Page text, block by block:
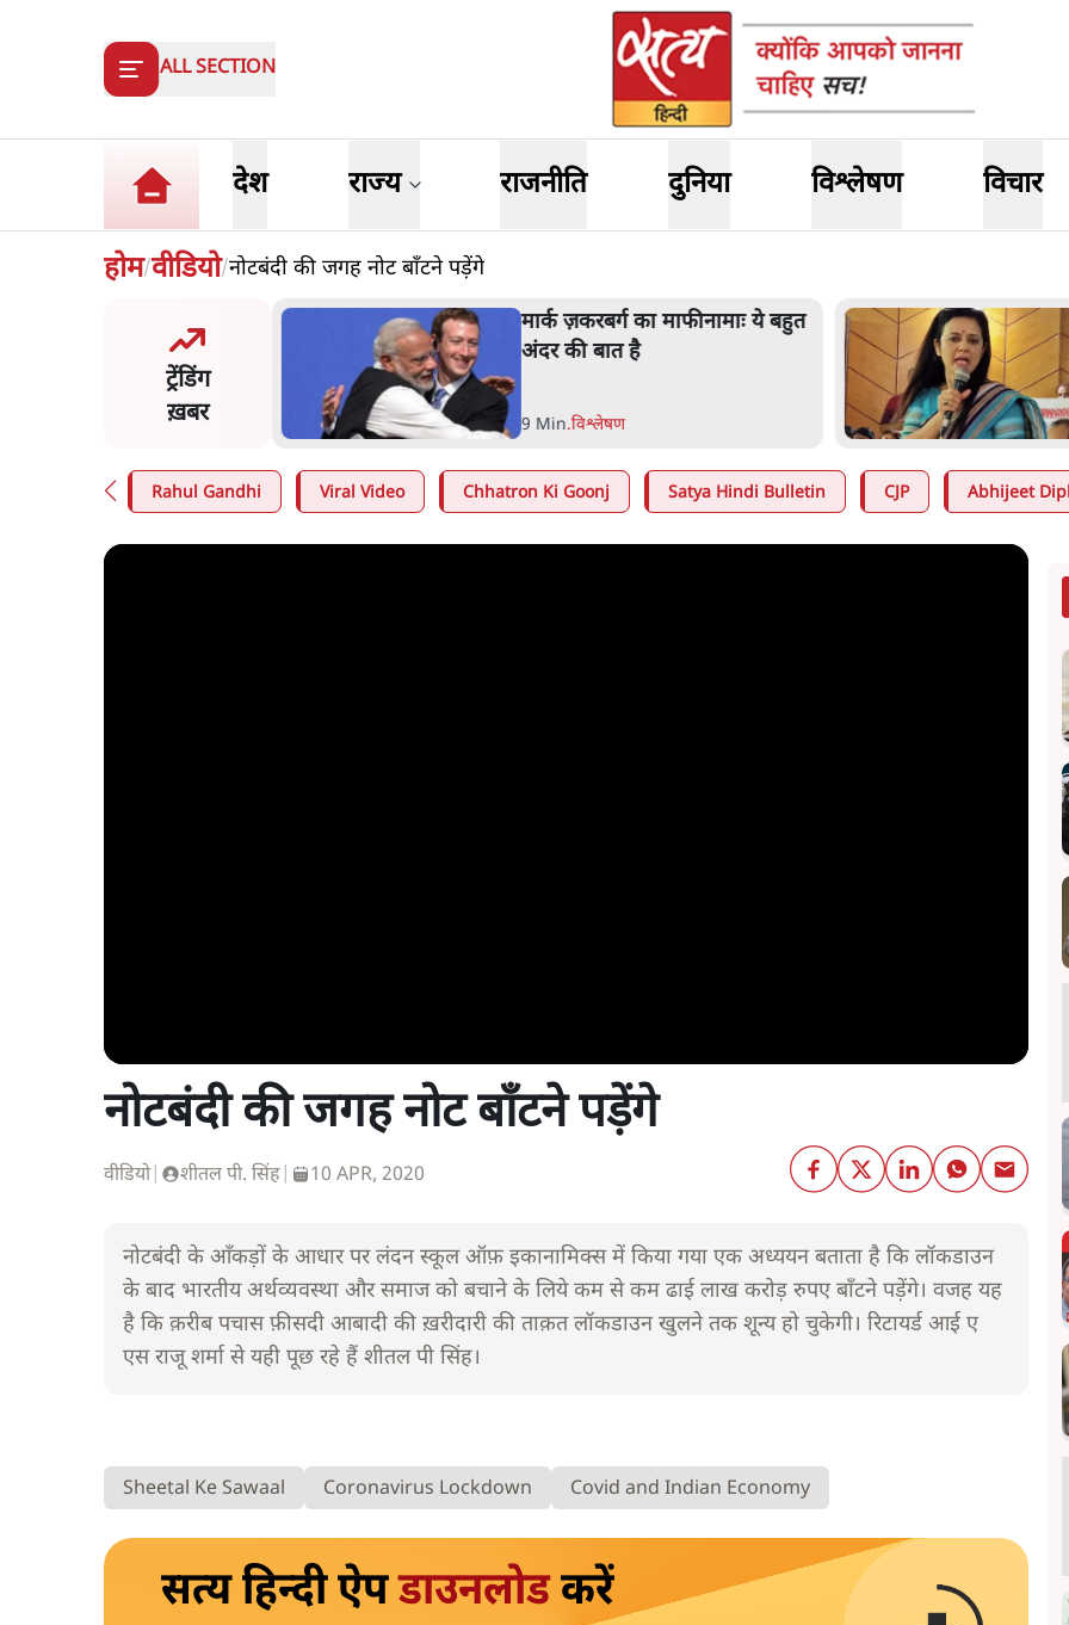
ALL SECTION
देश राज्य राजनीति दुनिया विश्लेषण विचार
होम/वीडियो/नोटबंदी की जगह नोट बाँटने पड़ेंगे
ट्रेंडिंग
ख़बर
मोदी ‘गॉडफादर’ भागवत
Z पर सलाह मानेंः अभिजीत
मार्क ज़करबर्ग का माफीनामाः ये बहुत
अंदर की बात है
9 Min.विश्लेषण
Rahul Gandhi Viral Video Chhatron Ki Goonj Satya Hindi Bulletin CJP Abhijeet
नोटबंदी की जगह नोट बाँटने पड़ेंगे
वीडियो| शीतल पी. सिंह| 10 APR, 2020
नोटबंदी के आँकड़ों के आधार पर लंदन स्कूल ऑफ़ इकानामिक्स में किया गया एक अध्ययन बताता है कि लॉकडाउन
के बाद भारतीय अर्थव्यवस्था और समाज को बचाने के लिये कम से कम ढाई लाख करोड़ रुपए बाँटने पड़ेंगे। वजह यह
है कि क़रीब पचास फ़ीसदी आबादी की ख़रीदारी की ताक़त लॉकडाउन खुलने तक शून्य हो चुकेगी। रिटायर्ड आई ए
एस राजू शर्मा से यही पूछ रहे हैं शीतल पी सिंह।
Sheetal Ke Sawaal Coronavirus Lockdown Covid and Indian Economy
सत्य हिन्दी ऐपडाउनलोडकरें